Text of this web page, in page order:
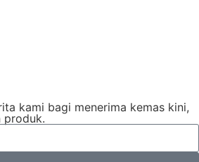
kami bagi menerima kemas kini,
produk.